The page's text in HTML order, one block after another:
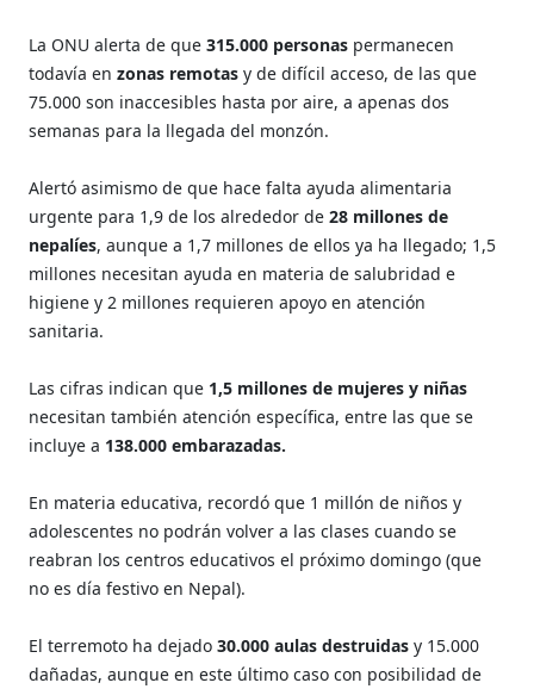
La ONU alerta de que315.000 personas permanecen
todavía enzonas remotas y de difícil acceso, de las que
75.000 son inaccesibles hasta por aire, a apenas dos
semanas para la llegada del monzón.
Alertó asimismo de que hace falta ayuda alimentaria
urgente para 1,9 de los alrededor de28 millones de
nepalíes, aunque a 1,7 millones de ellos ya ha llegado; 1,5
millones necesitan ayuda en materia de salubridad e
higiene y 2 millones requieren apoyo en atención
sanitaria.
Las cifras indican que 1,5 millones de mujeres y niñas
necesitan también atención específica, entre las que se
incluye a 138.000 embarazadas.
En materia educativa, recordó que 1 millón de niños y
adolescentes no podrán volver a las clases cuando se
reabran los centros educativos el próximo domingo (que
no es día festivo en Nepal).
El terremoto ha dejado30.000 aulas destruidas y 15.000
dañadas, aunque en este último caso con posibilidad de